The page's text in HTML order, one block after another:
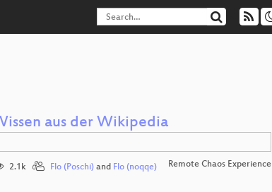
aus der Wikipedia
2.1k Flo (Poschi)and Flo (noqqe) Remote Chaos Experience